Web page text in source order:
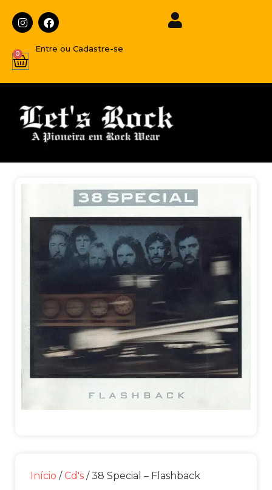
Entre ou Cadastre-se
0
Início / Cd's / 38 Special – Flashback